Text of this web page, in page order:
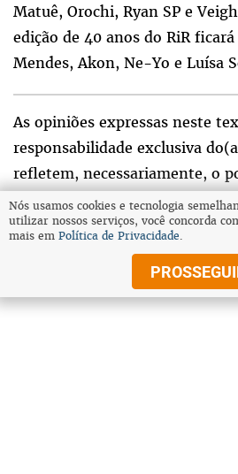
Matuê, Orochi, Ryan SP e
edição de 40 anos do RiR
Mendes, Akon, Ne-Yo e Luísa
As opiniões expressas neste
responsabilidade exclusiva
refletem, necessariamente, o
visão do Estado de Minas
Tópicos relacionados:
ROCK-IN-RIO ROGERIO-
Nós usamos cookies e tecnologia
utilizar nossos serviços, você concorda
mais em Política de Privacidade.